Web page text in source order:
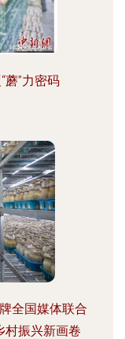
蘑”力密码
全国媒体联合
村振兴新画卷